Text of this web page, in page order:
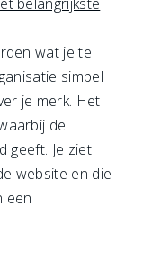
wat je te
simpel
je merk. Het
de
geeft. Je ziet
website en die
een